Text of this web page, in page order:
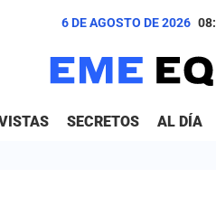
6 DE AGOSTO DE 2026
SECRETOS AL DÍA